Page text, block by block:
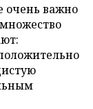
очень важно